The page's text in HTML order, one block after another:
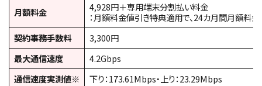
月額料金
4,928円＋専用端末分割払い料金
：月額料金値引き特典適用で、24カ月間月額
契約事務手数料
3,300円
最大通信速度
4.2Gbps
通信速度実測値※
下り：173.61Mbps・上り：23.29Mbps